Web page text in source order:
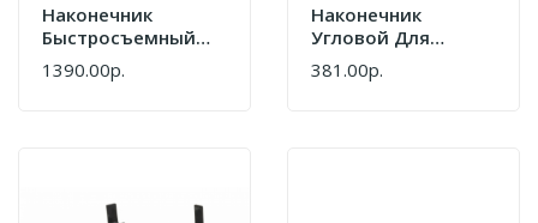
Наконечник
Быстросъемный
Для Плунжерного
Шприца NORDBERG
1390.00р.
Наконечник
Угловой Для
Плунжерного
Шприца NORDBERG
381.00р.